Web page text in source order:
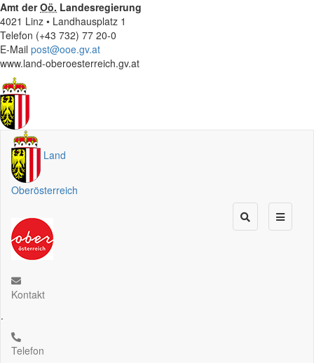
Amt derOö. Landesregierung
4021 Linz • Landhausplatz 1
Telefon (+43 732) 77 20-0
E-Mail post@ooe.gv.at
www.land-oberoesterreich.gv.at
Land
Oberösterreich
Kontakt
.
Telefon